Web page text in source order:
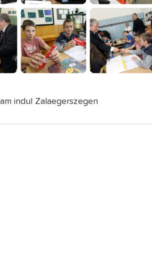
indul Zalaegerszegen